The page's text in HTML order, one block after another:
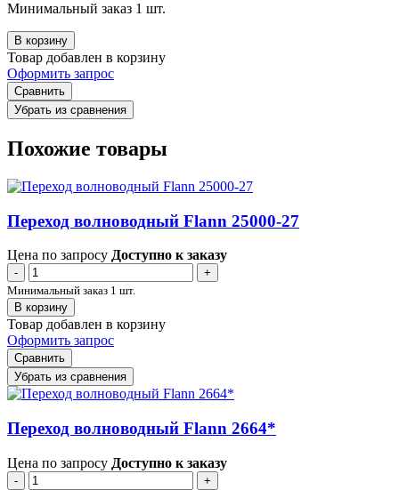
Минимальный заказ 1 шт.
В корзину
Товар добавлен в корзину
Оформить запрос
Сравнить
Убрать из сравнения
Похожие товары
Переход волноводный Flann 25000-27
Цена по запросу Доступно к заказу
-
+
Минимальный заказ 1 шт.
В корзину
Товар добавлен в корзину
Оформить запрос
Сравнить
Убрать из сравнения
Переход волноводный Flann 2664*
Цена по запросу Доступно к заказу
-
+